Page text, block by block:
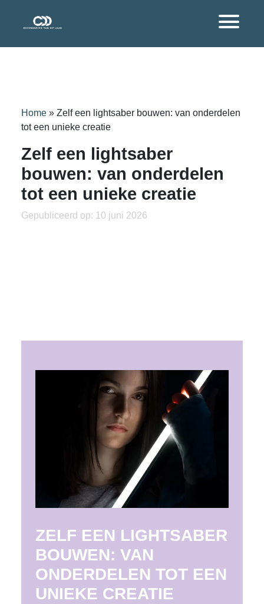
Home » Zelf een lightsaber bouwen: van onderdelen
tot een unieke creatie
Zelf een lightsaber
bouwen: van onderdelen
tot een unieke creatie
Gepubliceerd op: 10 juni 2026
ZELF EEN LIGHTSABER
BOUWEN: VAN
ONDERDELEN TOT EEN
UNIEKE CREATIE